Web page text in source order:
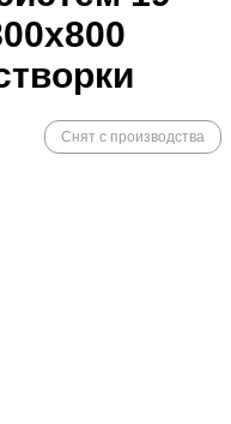
Снят с производства